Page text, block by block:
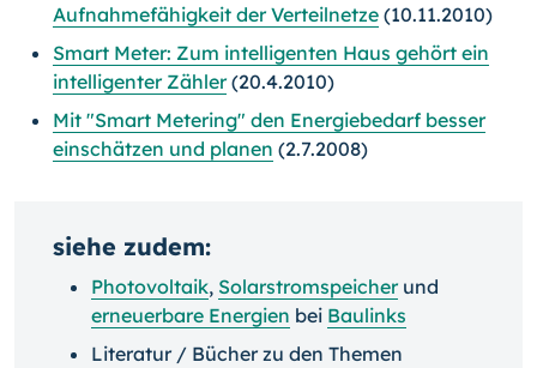
Aufnahmefähigkeit der Verteilnetze (10.11.2010)
Smart Meter: Zum intelligenten Haus gehört ein
intelligenter Zähler(20.4.2010)
Mit "Smart Metering" den Energiebedarf besser
einschätzen und planen (2.7.2008)
siehe zudem:
Photovoltaik, Solarstromspeicherund
erneuerbare Energien bei Baulinks
Literatur / Bücher zu den Themen